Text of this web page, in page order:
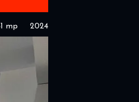
mp 2024